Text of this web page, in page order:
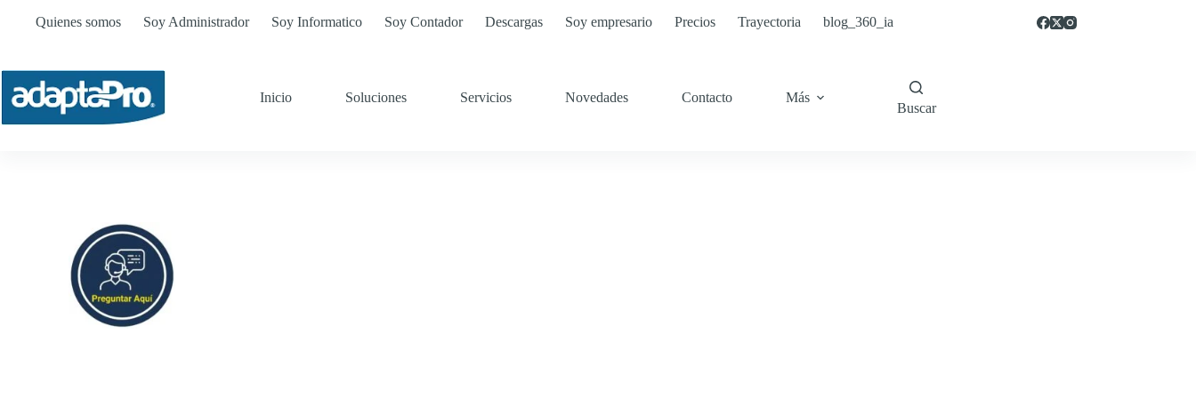
Quienes somos Soy Administrador Soy Informatico Soy Contador Descargas Soy empresario Precios Trayectoria blog_360_ia
Inicio Soluciones Servicios Novedades Contacto Más
Buscar